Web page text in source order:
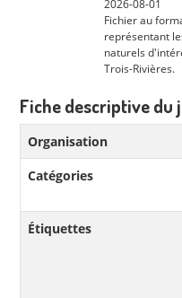
2026-08-01
Fichier au
représentant
naturels
Trois-Rivières.
Fiche descriptive du
Organisation
Catégories
Étiquettes